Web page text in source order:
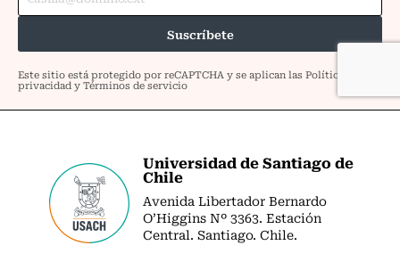
Universidad de Santiago de
Chile
Avenida Libertador Bernardo
O’Higgins Nº 3363. Estación
Central. Santiago. Chile.